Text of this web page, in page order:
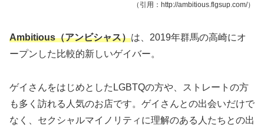
（引用：http://ambitious.flgsup.com/）
Ambitious（アンビシャス）は、2019年群馬の高崎にオ
ープンした比較的新しいゲイバー。
ゲイさんをはじめとしたLGBTQの方や、ストレートの方
も多く訪れる人気のお店です。ゲイさんとの出会いだけで
なく、セクシャルマイノリティに理解のある人たちとの出